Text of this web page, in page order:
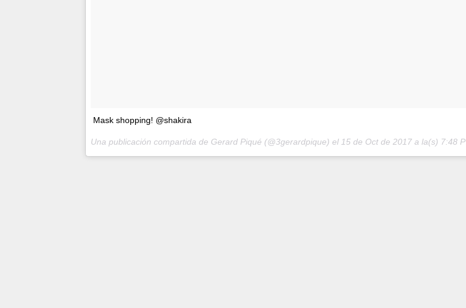
Mask shopping! @shakira
Una publicación compartida de Gerard Piqué (@3gerardpique) el 15 de Oct de 2017 a la(s) 7:48 PDT